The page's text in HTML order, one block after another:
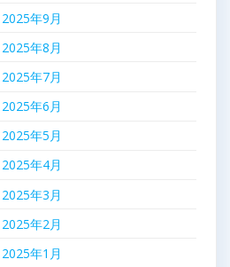
2025年9月
2025年8月
2025年7月
2025年6月
2025年5月
2025年4月
2025年3月
2025年2月
2025年1月